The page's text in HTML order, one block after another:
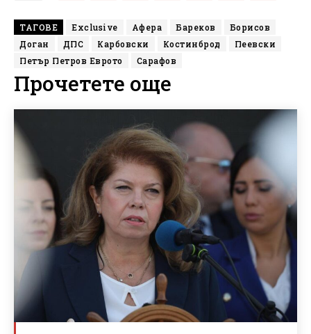
ТАГОВЕ Exclusive Афера Бареков
Борисов
Доган
ДПС Карбовски Костинброд
Пеевски
Петър Петров Еврото
Сарафов
Прочетете още